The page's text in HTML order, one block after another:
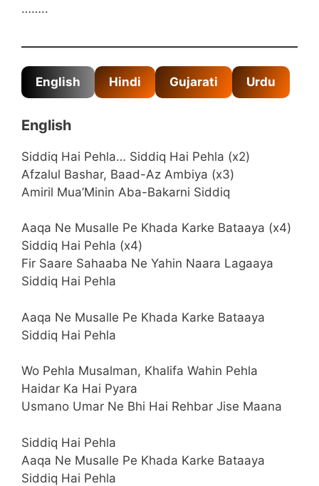
……..
English Hindi Gujarati Urdu
English
Siddiq Hai Pehla… Siddiq Hai Pehla (x2)
Afzalul Bashar, Baad-Az Ambiya (x3)
Amiril Mua’Minin Aba-Bakarni Siddiq
Aaqa Ne Musalle Pe Khada Karke Bataaya (x4)
Siddiq Hai Pehla (x4)
Fir Saare Sahaaba Ne Yahin Naara Lagaaya
Siddiq Hai Pehla
Aaqa Ne Musalle Pe Khada Karke Bataaya
Siddiq Hai Pehla
Wo Pehla Musalman, Khalifa Wahin Pehla
Haidar Ka Hai Pyara
Usmano Umar Ne Bhi Hai Rehbar Jise Maana
Siddiq Hai Pehla
Aaqa Ne Musalle Pe Khada Karke Bataaya
Siddiq Hai Pehla